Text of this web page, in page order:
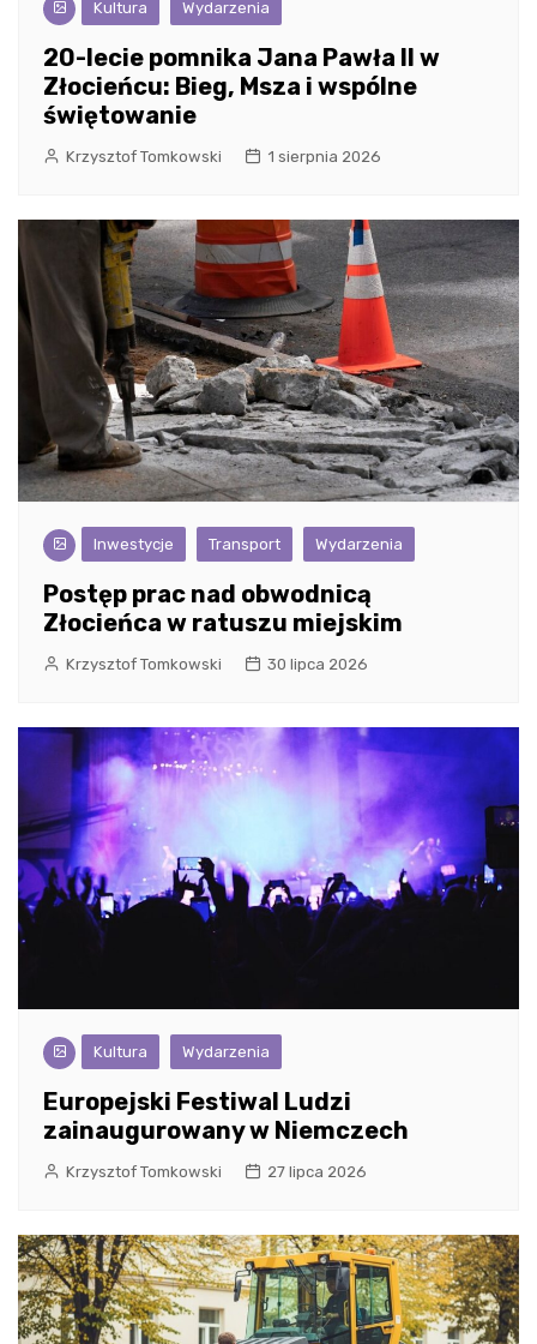
Kultura Wydarzenia
20-lecie pomnika Jana Pawła II w
Złocieńcu: Bieg, Msza i wspólne
świętowanie
Krzysztof Tomkowski 1 sierpnia 2026
Inwestycje Transport Wydarzenia
Postęp prac nad obwodnicą
Złocieńca w ratuszu miejskim
Krzysztof Tomkowski 30 lipca 2026
Kultura Wydarzenia
Europejski Festiwal Ludzi
zainaugurowany w Niemczech
Krzysztof Tomkowski 27 lipca 2026